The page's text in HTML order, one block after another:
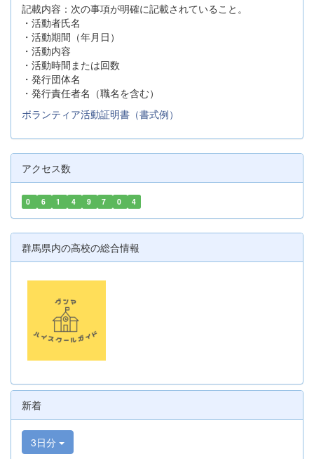
記載内容：次の事項が明確に記載されていること。
・活動者氏名
・活動期間（年月日）
・活動内容
・活動時間または回数
・発行団体名
・発行責任者名（職名を含む）
ボランティア活動証明書（書式例）
アクセス数
0 6 1 4 9 7 0 4
群馬県内の高校の総合情報
新着
3日分